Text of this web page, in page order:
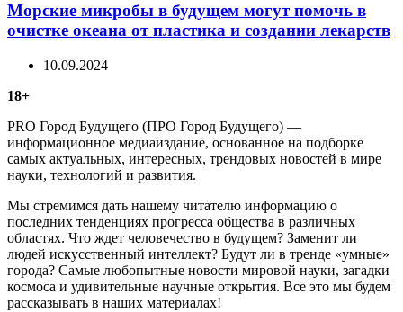
Морские микробы в будущем могут помочь в
очистке океана от пластика и создании лекарств
10.09.2024
18+
PRO Город Будущего (ПРО Город Будущего) —
информационное медиаиздание, основанное на подборке
самых актуальных, интересных, трендовых новостей в мире
науки, технологий и развития.
Мы стремимся дать нашему читателю информацию о
последних тенденциях прогресса общества в различных
областях. Что ждет человечество в будущем? Заменит ли
людей искусственный интеллект? Будут ли в тренде «умные»
города? Самые любопытные новости мировой науки, загадки
космоса и удивительные научные открытия. Все это мы будем
рассказывать в наших материалах!